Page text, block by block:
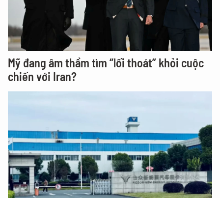
Mỹ đang âm thầm tìm “lối thoát” khỏi cuộc
chiến với Iran?